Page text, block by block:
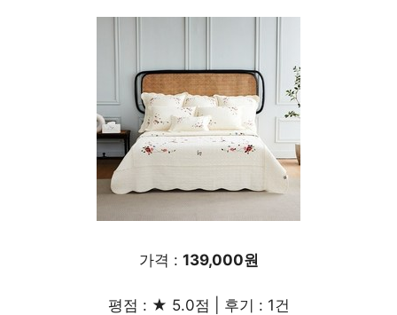
가격 : 139,000원
평점 : ★ 5.0점 | 후기 : 1건